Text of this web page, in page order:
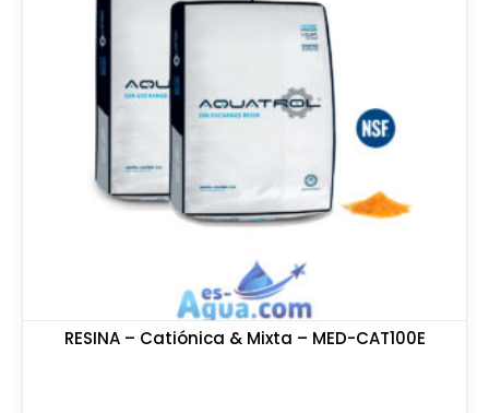
RESINA – Catiónica & Mixta – MED-CAT100E